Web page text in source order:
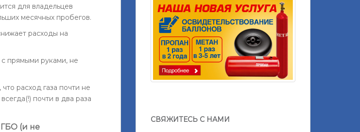
для владельцев
месячных пробегов.
расходы на
прямыми руками, не
расход газа почти не
почти в два раза
ГБО (и не
СВЯЖИТЕСЬ С НАМИ